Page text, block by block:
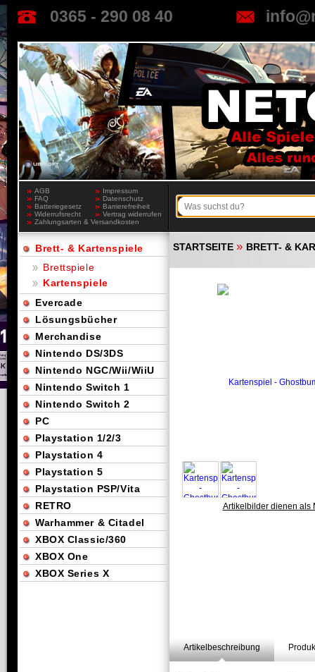
0365 - 290 08 40
AGB
Impressum
FAQ
Datenschutz
Batteriegesetz
Barrierefreiheit
Widerrufsrecht
Vertrag widerrufen
Zahlungsarten & Versandkosten
STARTSEITE » BRETT- &
Artikelbilder dienen als
Artikelbeschreibung
Brett- & Kartenspiele
Brettspiele
Kartenspiele
Evercade
Lösungsbücher
Merchandise
Nintendo DS/3DS
Nintendo NGC/Wii/WiiU
Nintendo Switch 1
Nintendo Switch 2
PC
Playstation 1/2/3
Playstation 4
Playstation 5
Playstation PSP/Vita
RETRO
Warhammer & Citadel
XBOX Classic/360
XBOX One
XBOX Series X